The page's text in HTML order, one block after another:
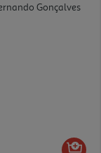
Gonçalves